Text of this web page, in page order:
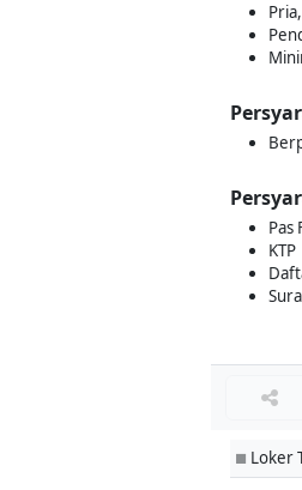
Pas
KTP
■ Loker